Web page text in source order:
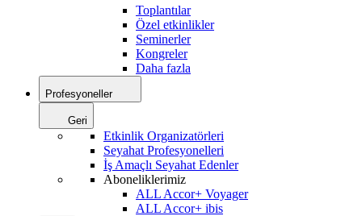
Toplantılar
Özel etkinlikler
Seminerler
Kongreler
Daha fazla
Profesyoneller
Geri
Etkinlik Organizatörleri
Seyahat Profesyonelleri
İş Amaçlı Seyahat Edenler
Aboneliklerimiz
ALL Accor+ Voyager
ALL Accor+ ibis